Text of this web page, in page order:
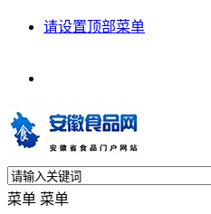
请设置顶部菜单
菜单 菜单